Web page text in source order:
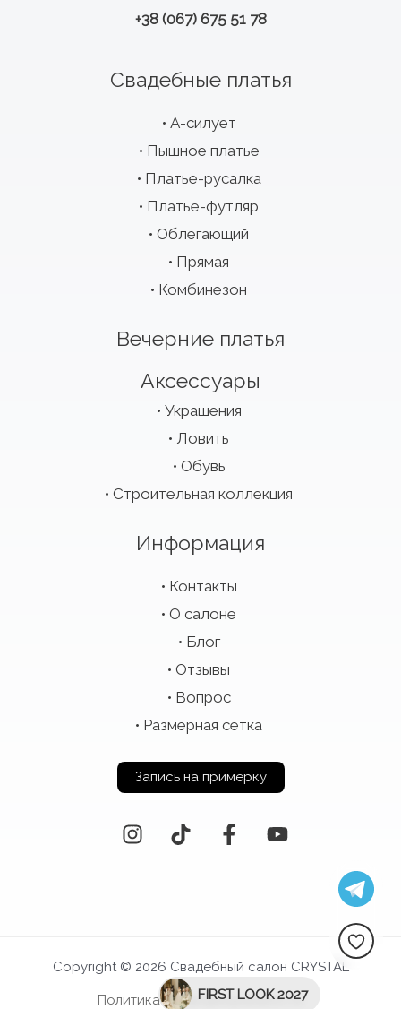
+38 (067) 675 51 78
Свадебные платья
А-силует
Пышное платье
Платье-русалка
Платье-футляр
Облегающий
Прямая
Комбинезон
Вечерние платья
Аксессуары
Украшения
Ловить
Обувь
Строительная коллекция
Информация
Контакты
О салоне
Блог
Отзывы
Вопрос
Размерная сетка
Запись на примерку
Copyright © 2026 Свадебный салон CRYSTAL
Политика конфиденциальности
FIRST LOOK 2027